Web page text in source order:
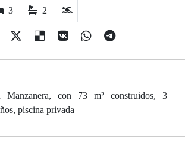
3 2
Manzanera, con 73 m² construidos, 3
piscina privada